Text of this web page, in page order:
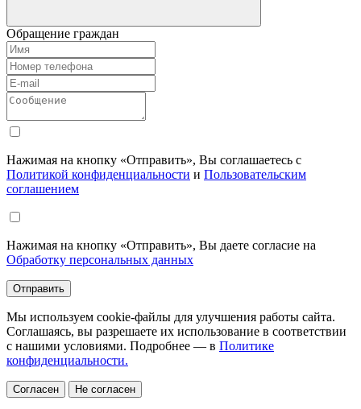
Обращение граждан
Нажимая на кнопку «Отправить», Вы соглашаетесь с
Политикой конфиденциальности и Пользовательским
соглашением
Нажимая на кнопку «Отправить», Вы даете согласие на
Обработку персональных данных
Отправить
Мы используем cookie-файлы для улучшения работы сайта.
Соглашаясь, вы разрешаете их использование в соответствии
с нашими условиями. Подробнее — в Политике
конфиденциальности.
Согласен Не согласен